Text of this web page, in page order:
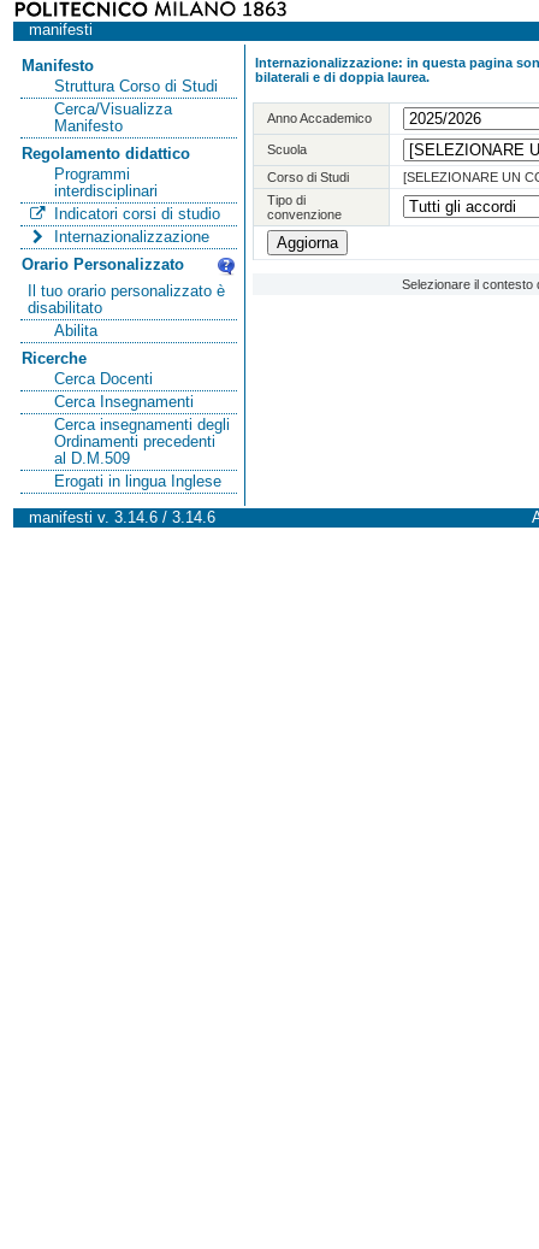
manifesti
Manifesto
Struttura Corso di Studi
Cerca/Visualizza
Manifesto
Regolamento didattico
Programmi
interdisciplinari
Indicatori corsi di studio
Internazionalizzazione
Orario Personalizzato
Il tuo orario personalizzato è
disabilitato
Abilita
Ricerche
Cerca Docenti
Cerca Insegnamenti
Cerca insegnamenti degli
Ordinamenti precedenti
al D.M.509
Erogati in lingua Inglese
Internazionalizzazione: in questa pagina
bilaterali e di doppia laurea.
Anno Accademico
Scuola
Corso di Studi
[SELEZIONARE UN
Tipo di
convenzione
Selezionare il
manifesti v. 3.14.6 / 3.14.6